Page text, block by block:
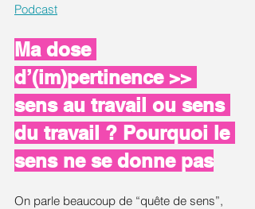
Podcast
Ma dose
d’(im)pertinence >>
sens au travail ou sens
du travail ? Pourquoi le
sens ne se donne pas
On parle beaucoup de “quête de sens”,